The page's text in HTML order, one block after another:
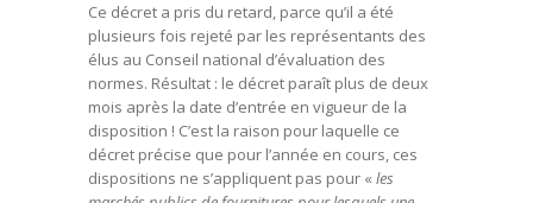
Ce décret a pris du retard, parce qu’il a été
plusieurs fois rejeté par les représentants des
élus au Conseil national d’évaluation des
normes. Résultat : le décret paraît plus de deux
mois après la date d’entrée en vigueur de la
disposition ! C’est la raison pour laquelle ce
décret précise que pour l’année en cours, ces
dispositions ne s’appliquent pas pour « les